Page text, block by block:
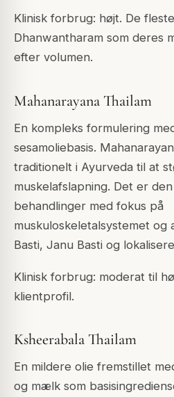
Klinisk forbrug: højt. De
Dhanwantharam som deres
efter volumen.
Mahanarayana Thailam
En kompleks formulering
sesamoliebasis.
traditionelt i Ayurveda til at
muskelafslapning. Det er
behandlinger med fokus på
muskuloskeletalsystemet og
Basti, Janu Basti og
Klinisk forbrug: moderat til
klientprofil.
Ksheerabala Thailam
En mildere olie fremstillet
og mælk som